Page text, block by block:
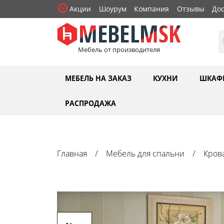
Акции Шоурум Компания Отзывы
Мебель от производителя
МЕБЕЛЬ НА ЗАКАЗ КУХНИ
РАСПРОДАЖА
Главная Мебель для спальни